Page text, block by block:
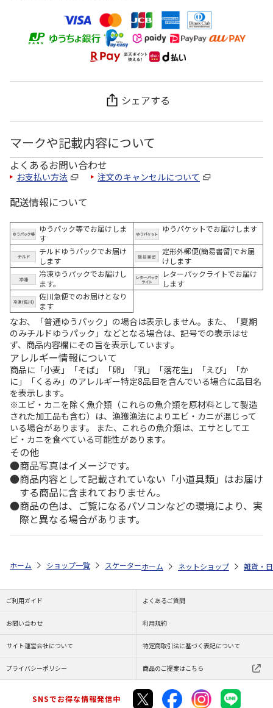
シェアする
マークや記載内容について
よくあるお問い合わせ
お支払い方法 注文のキャンセルについて
配送情報について
ゆうパック等でお届けしま
す
ゆうパケットでお届けします
チルドゆうパックでお届け
します
定形外郵便(簡易書留)でお届
けします
冷凍ゆうパックでお届けし
ます。
レターパックライトでお届け
します
佐川急便でのお届けとなり
ます
なお、「普通ゆうパック」の場合は表示しません。また、「夏期
のみチルドゆうパック」などとなる場合は、記号での表示はせ
ず、商品内容欄にその旨を表示しています。
アレルギー情報について
商品に「小麦」「そば」「卵」「乳」「落花生」「えび」「か
に」「くるみ」のアレルギー特定8品目を含んでいる場合に品目名
を表示します。
※エビ・カニを除く魚介類（これらの魚介類を原材料として製造
された加工品も含む）は、漁獲漁法によりエビ・カニが混じって
いる場合があります。 また、これらの魚介類は、エサとしてエ
ビ・カニを食べている可能性があります。
その他
商品写真はイメージです。
商品内容として記載されていない「小道具類」はお届け
する商品に含まれておりません。
商品の色は、ご覧になるパソコンなどの環境により、実
際と異なる場合があります。
ホーム ショップ一覧 スケーター ランチ巾着 PEANUTS Fun Fun
ホーム ネットショップ 雑貨・
ご利用ガイド よくあるご質問
お問い合わせ 利用規約
サイト運営会社について 特定商取引法に基づく表記について
プライバシーポリシー 商品のご提案はこちら
SNSでお得な情報発信中